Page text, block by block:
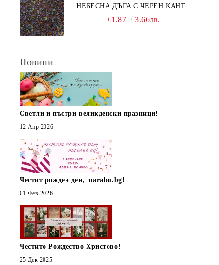
НЕБЕСНА ДЪГА С ЧЕРЕН КАНТ
€1.87 3.66лв.
Новини
Светли и пъстри великденски празници!
12 Апр 2026
Честит рожден ден, marabu.bg!
01 Фев 2026
Честито Рождество Христово!
25 Дек 2025